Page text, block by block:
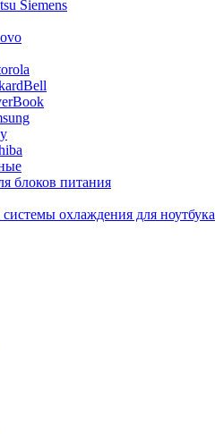
Siemens
блоков питания
охлаждения для ноутбука